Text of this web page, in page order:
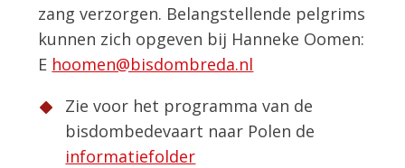
zang verzorgen. Belangstellende pelgrims
kunnen zich opgeven bij Hanneke Oomen:
E hoomen@bisdombreda.nl
Zie voor het programma van de
bisdombedevaart naar Polen de
informatiefolder